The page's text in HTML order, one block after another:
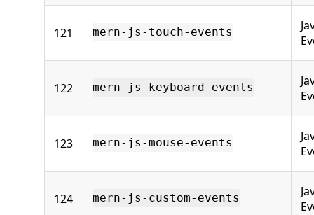
121 mern-js-touch-events
122 mern-js-keyboard-events
123 mern-js-mouse-events
124 mern-js-custom-events